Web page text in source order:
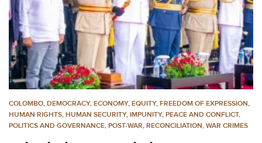
COLOMBO, DEMOCRACY, ECONOMY, EQUITY, FREEDOM OF EXPRESSION,
HUMAN RIGHTS, HUMAN SECURITY, IMPUNITY, PEACE AND CONFLICT,
POLITICS AND GOVERNANCE, POST-WAR, RECONCILIATION, WAR CRIMES